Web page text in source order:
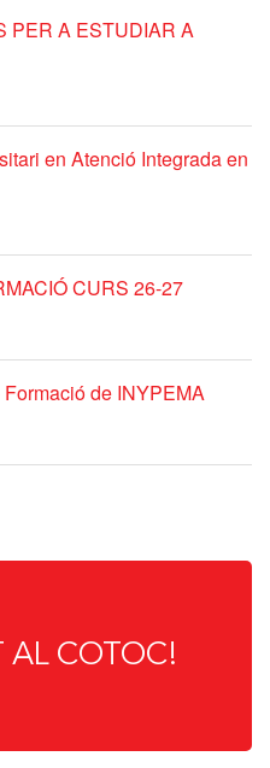
PER A ESTUDIAR A
en Atenció Integrada en
CURS 26-27
de INYPEMA
AL COTOC!